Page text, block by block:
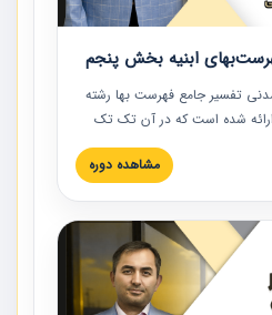
ابنیه بخش پنجم
تفسیر جامع فهرست بها رشته
ارائه شده است که در آن تک تک
تفسیر و ارائه شده است. این
و به همراه تصاویر عملیات
مدیر پروژه مهندسی
رشته ابنیه ارائه شده و به تمام
ساخت در حال فعالیت هستند حتما
استفاده نمایند.
مشاهده دوره